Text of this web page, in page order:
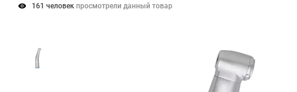
161 человек просмотрели данный товар